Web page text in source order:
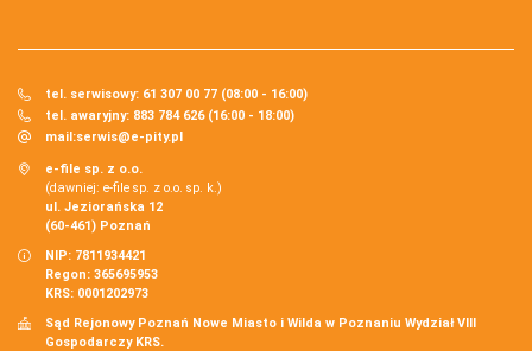
tel. serwisowy: 61 307 00 77 (08:00 - 16:00)
tel. awaryjny: 883 784 626 (16:00 - 18:00)
mail:serwis@e-pity.pl
e-file sp. z o.o.
(dawniej: e-file sp. z o.o. sp. k.)
ul. Jeziorańska 12
(60-461) Poznań
NIP: 7811934421
Regon: 365695953
KRS: 0001202973
Sąd Rejonowy Poznań Nowe Miasto i Wilda w Poznaniu Wydział VIII
Gospodarczy KRS.